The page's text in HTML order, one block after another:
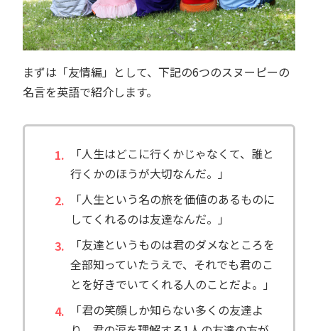
まずは「友情編」として、下記の6つのスヌーピーの
名言を英語で紹介します。
「人生はどこに行くかじゃなくて、誰と
行くかのほうが大切なんだ。」
「人生という名の旅を価値のあるものに
してくれるのは友達なんだ。」
「友達というものは君のダメなところを
全部知っていたうえで、それでも君のこ
とを好きでいてくれる人のことだよ。」
「君の笑顔しか知らない多くの友達よ